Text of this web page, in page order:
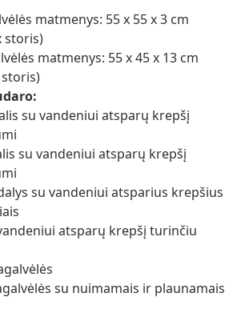
matmenys: 55 x 55 x 3 cm
storis)
matmenys: 55 x 45 x 13 cm
su vandeniui atsparų krepšį
su vandeniui atsparų krepšį
su vandeniui atsparius krepšius
atsparų krepšį turinčiu
su nuimamais ir plaunamais